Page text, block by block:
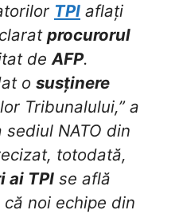
TPI aflați
procurorul
deAFP.
o susținere
Tribunalului,” a
NATO din
totodată,
ai TPI se află
că noi echipe din